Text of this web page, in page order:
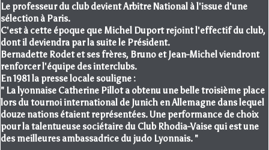
Le professeur du club devient Arbitre National à l'issue d'une
sélection à Paris.
C'est à cette époque que Michel Duport rejoint l'effectif du club,
dont il deviendra par la suite le Président.
Bernadette Rodet et ses frères, Bruno et Jean-Michel viendront
renforcer l'équipe des interclubs.
En 1981 la presse locale souligne :
" La lyonnaise Catherine Pillot a obtenu une belle troisième place
lors du tournoi international de Junich en Allemagne dans lequel
douze nations étaient représentées. Une performance de choix
pour la talentueuse sociétaire du Club Rhodia-Vaise qui est une
des meilleures ambassadrice du judo Lyonnais. "